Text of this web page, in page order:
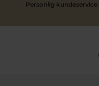
Personlig kundeservice